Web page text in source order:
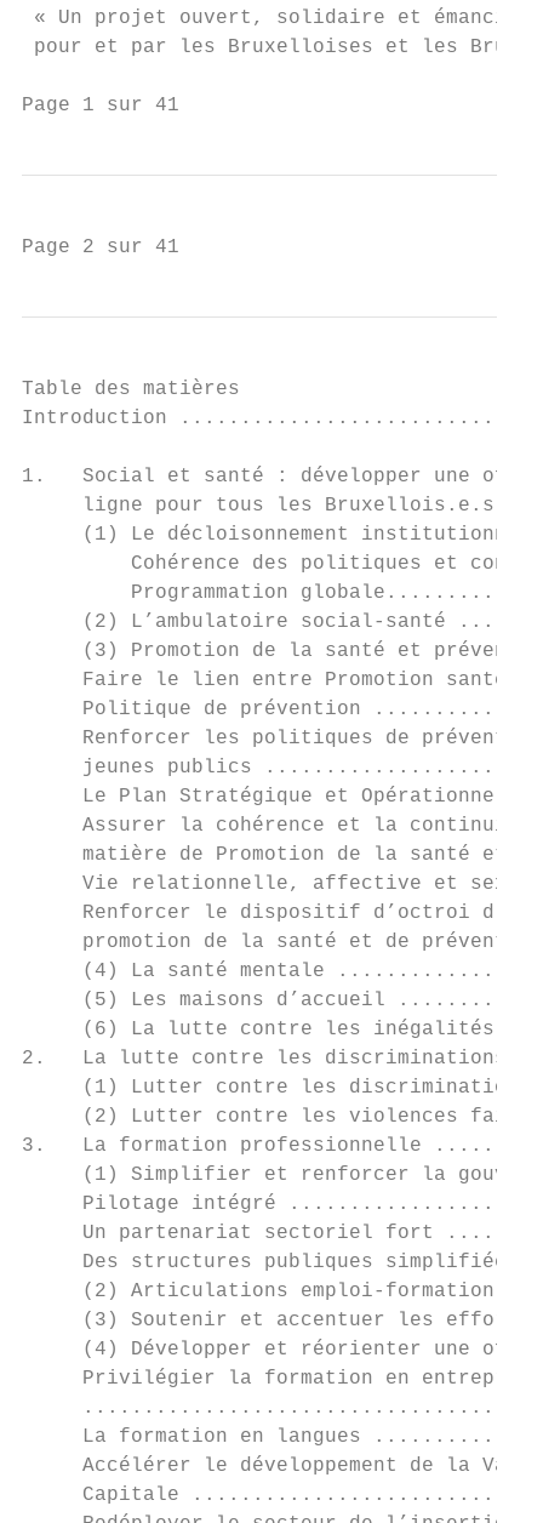
« Un projet ouvert, solidaire et
pour et par les Bruxelloises et les
Page 1 sur 41
Page 2 sur 41
Table des matières
Introduction
1.   Social et santé : développer une
ligne pour tous les Bruxellois.e.s
(1) Le décloisonnement
Cohérence des politiques et
Programmation
(2) L’ambulatoire social-santé
(3) Promotion de la santé et
Faire le lien entre Promotion santé
Politique de prévention
Renforcer les politiques de
jeunes publics
Le Plan Stratégique et Opérationnel
Assurer la cohérence et la
matière de Promotion de la santé et
Vie relationnelle, affective et
Renforcer le dispositif d’octroi
promotion de la santé et de
(4) La santé mentale
(5) Les maisons d’accueil
(6) La lutte contre les inégalités
2.   La lutte contre les
(1) Lutter contre les
(2) Lutter contre les violences
3.   La formation
(1) Simplifier et renforcer la
Pilotage intégré
Un partenariat sectoriel fort
Des structures publiques simplifiées
(2) Articulations emploi-formation
(3) Soutenir et accentuer les
(4) Développer et réorienter une
Privilégier la formation en
La formation en langues
Accélérer le développement de la
Capitale